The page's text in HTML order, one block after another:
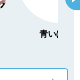
青いぽす